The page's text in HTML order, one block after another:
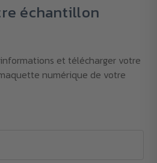
échantillon
et télécharger votre
numérique de votre